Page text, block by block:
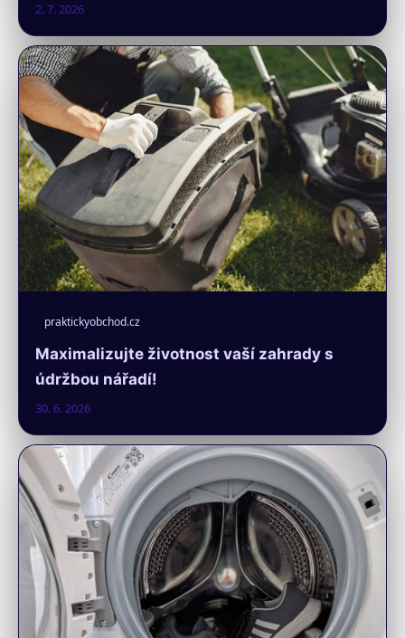
2. 7. 2026
praktickyobchod.cz
Maximalizujte životnost vaší zahrady s
údržbou nářadí!
30. 6. 2026